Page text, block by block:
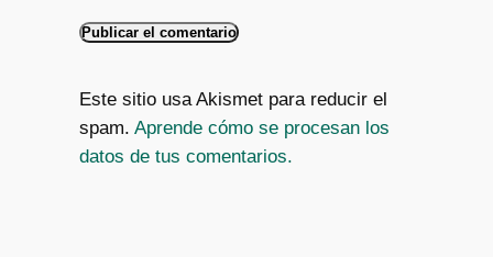
Este sitio usa Akismet para reducir el
spam. Aprende cómo se procesan los
datos de tus comentarios.